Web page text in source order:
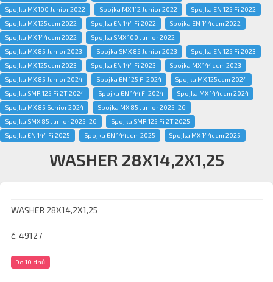
Spojka MX 100 Junior 2022
Spojka MX 112 Junior 2022
Spojka EN 125 Fi 2022
Spojka MX 125ccm 2022
Spojka EN 144 Fi 2022
Spojka EN 144ccm 2022
Spojka MX 144ccm 2022
Spojka SMX 100 Junior 2022
Spojka MX 85 Junior 2023
Spojka SMX 85 Junior 2023
Spojka EN 125 Fi 2023
Spojka MX 125ccm 2023
Spojka EN 144 Fi 2023
Spojka MX 144ccm 2023
Spojka MX 85 Junior 2024
Spojka EN 125 Fi 2024
Spojka MX 125ccm 2024
Spojka SMR 125 Fi 2T 2024
Spojka EN 144 Fi 2024
Spojka MX 144ccm 2024
Spojka MX 85 Senior 2024
Spojka MX 85 Junior 2025-26
Spojka SMX 85 Junior 2025-26
Spojka SMR 125 Fi 2T 2025
Spojka EN 144 Fi 2025
Spojka EN 144ccm 2025 Spojka MX 144ccm 2025
WASHER 28X14,2X1,25
WASHER 28X14,2X1,25
č. 49127
Do 10 dnů